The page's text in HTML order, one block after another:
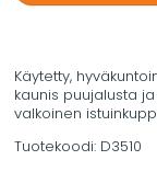
Käytetty,
kaunis puujalusta
valkoinen
Tuotekoodi: D3510